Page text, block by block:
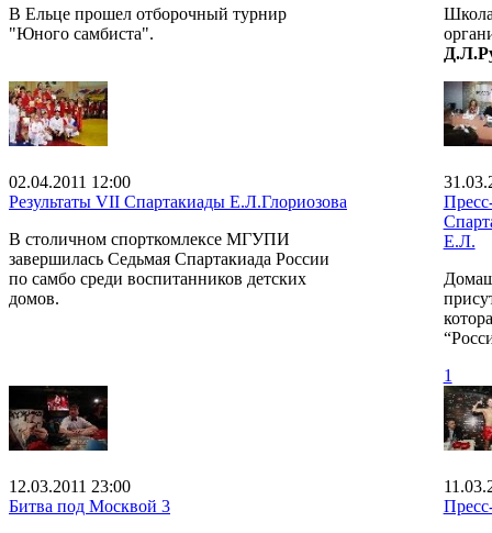
В Ельце прошел отборочный турнир
"Юного самбиста".
02.04.2011 12:00
Результаты VII Спартакиады Е.Л.Глориозова
В столичном спорткомлексе МГУПИ
завершилась Седьмая Спартакиада России
по самбо среди воспитанников детских
домов.
Е.Л.
1
12.03.2011 23:00
Битва под Москвой 3